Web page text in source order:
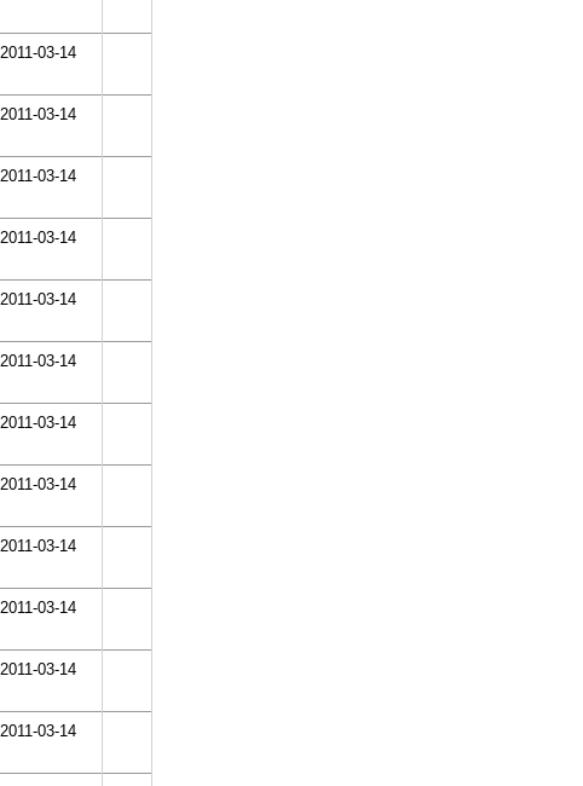
2011-03-14
2011-03-14
2011-03-14
2011-03-14
2011-03-14
2011-03-14
2011-03-14
2011-03-14
2011-03-14
2011-03-14
2011-03-14
2011-03-14